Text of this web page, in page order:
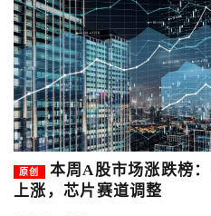
原创
本周A股市场涨跌榜
上涨，芯片赛道调整